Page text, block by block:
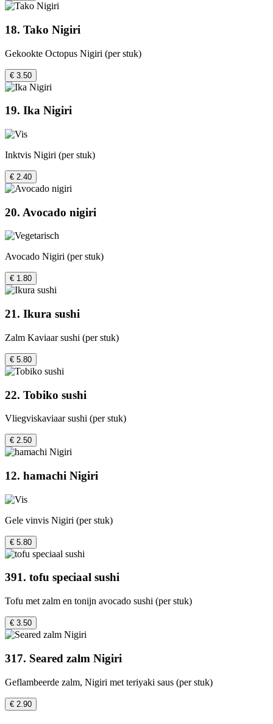
18. Tako Nigiri
Gekookte Octopus Nigiri (per stuk)
€ 3.50
19. Ika Nigiri
Inktvis Nigiri (per stuk)
€ 2.40
20. Avocado nigiri
Avocado Nigiri (per stuk)
€ 1.80
21. Ikura sushi
Zalm Kaviaar sushi (per stuk)
€ 5.80
22. Tobiko sushi
Vliegviskaviaar sushi (per stuk)
€ 2.50
12. hamachi Nigiri
Gele vinvis Nigiri (per stuk)
€ 5.80
391. tofu speciaal sushi
Tofu met zalm en tonijn avocado sushi (per stuk)
€ 3.50
317. Seared zalm Nigiri
Geflambeerde zalm, Nigiri met teriyaki saus (per stuk)
€ 2.90